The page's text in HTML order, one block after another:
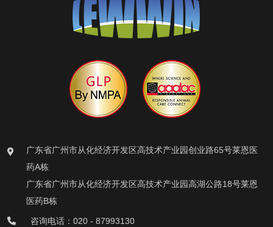
广东省广州市从化经济开发区高技术产业园创业路65号莱恩医
药A栋
广东省广州市从化经济开发区高技术产业园高湖公路18号莱恩
医药B栋
咨询电话：020 - 87993130